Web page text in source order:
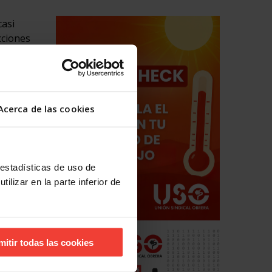
de las cookies
de uso de
en la parte inferior de
todas las cookies
el
de
el
se